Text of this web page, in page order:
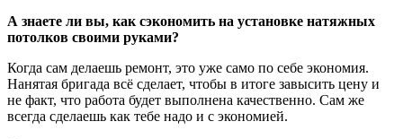
А знаете ли вы, как сэкономить на установке натяжных
потолков своими руками?
Когда сам делаешь ремонт, это уже само по себе экономия.
Нанятая бригада всё сделает, чтобы в итоге завысить цену и
не факт, что работа будет выполнена качественно. Сам же
всегда сделаешь как тебе надо и с экономией.